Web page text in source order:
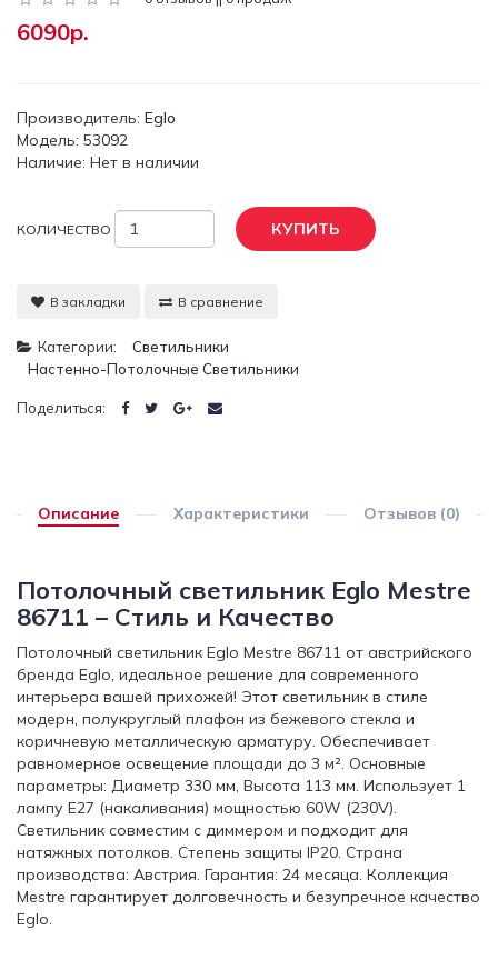
6090р.
Производитель: Eglo
Модель: 53092
Наличие: Нет в наличии
КОЛИЧЕСТВО КУПИТЬ
В закладки В сравнение
Категории:
Светильники
Настенно-Потолочные Светильники
Поделиться:
Описание Характеристики Отзывов (0)
Потолочный светильник Eglo Mestre
86711 – Стиль и Качество
Потолочный светильник Eglo Mestre 86711 от австрийского
бренда Eglo, идеальное решение для современного
интерьера вашей прихожей! Этот светильник в стиле
модерн, полукруглый плафон из бежевого стекла и
коричневую металлическую арматуру. Обеспечивает
равномерное освещение площади до 3 м². Основные
параметры: Диаметр 330 мм, Высота 113 мм. Использует 1
лампу E27 (накаливания) мощностью 60W (230V).
Светильник совместим с диммером и подходит для
натяжных потолков. Степень защиты IP20. Страна
производства: Австрия. Гарантия: 24 месяца. Коллекция
Mestre гарантирует долговечность и безупречное качество
Eglo.